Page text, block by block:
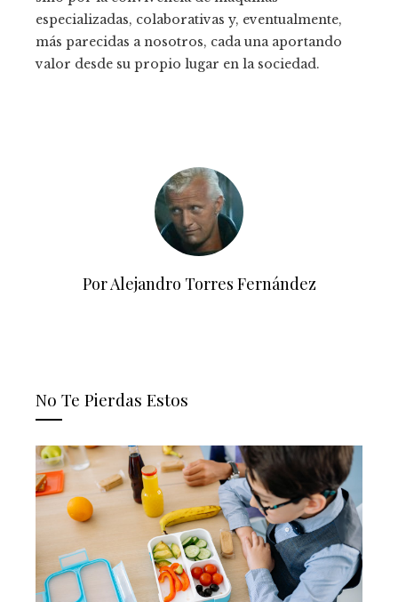
especializadas, colaborativas y, eventualmente,
más parecidas a nosotros, cada una aportando
valor desde su propio lugar en la sociedad.
Por Alejandro Torres Fernández
No Te Pierdas Estos